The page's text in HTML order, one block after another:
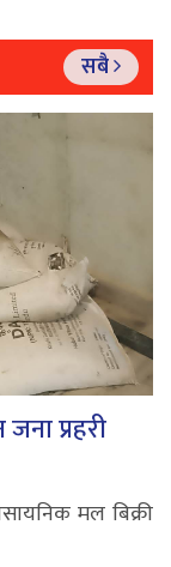
सबै
प्रहरी
मल बिक्री